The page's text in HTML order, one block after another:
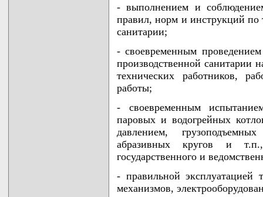
- выполнением и
правил, норм и инструкций по
санитарии;
- своевременным
производственной санитарии
технических работников,
работы;
- своевременным
паровых и водогрейных
давлением,
абразивных кругов и
государственного и
- правильной эксплуатацией
механизмов,